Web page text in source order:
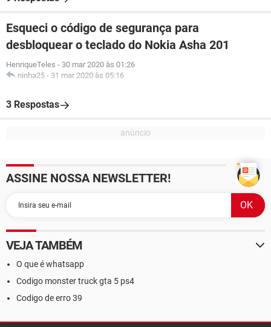
Esqueci o código de segurança para
desbloquear o teclado do Nokia Asha 201
HenriqueTeles - 30 mar 2020 às 01:26
ninha25 - 31 mar 2020 às 05:16
3 Respostas
ASSINE NOSSA NEWSLETTER!
VEJA TAMBÉM
O que é whatsapp
Codigo monster truck gta 5 ps4
Codigo de erro 39